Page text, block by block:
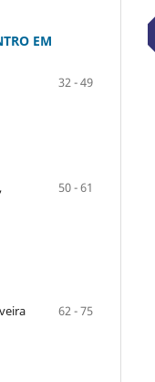
EM
32 - 49
50 - 61
62 - 75